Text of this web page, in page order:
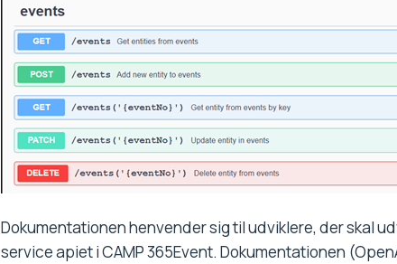
Dokumentationen henvender sig til udviklere, der skal
service apiet i CAMP 365Event. Dokumentationen